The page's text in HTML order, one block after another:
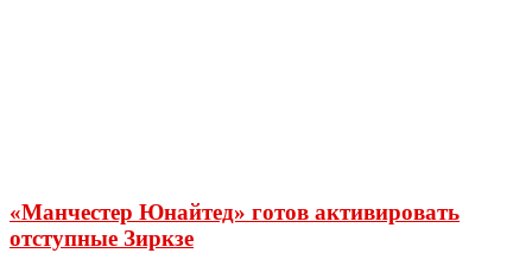
«Манчестер Юнайтед» готов активировать
отступные Зиркзе